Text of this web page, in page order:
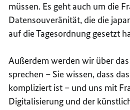
müssen. Es geht auch um die
Datensouveränität, die die
auf die Tagesordnung gesetzt
Außerdem werden wir über
sprechen – Sie wissen, dass
kompliziert ist – und uns mit
Digitalisierung und der